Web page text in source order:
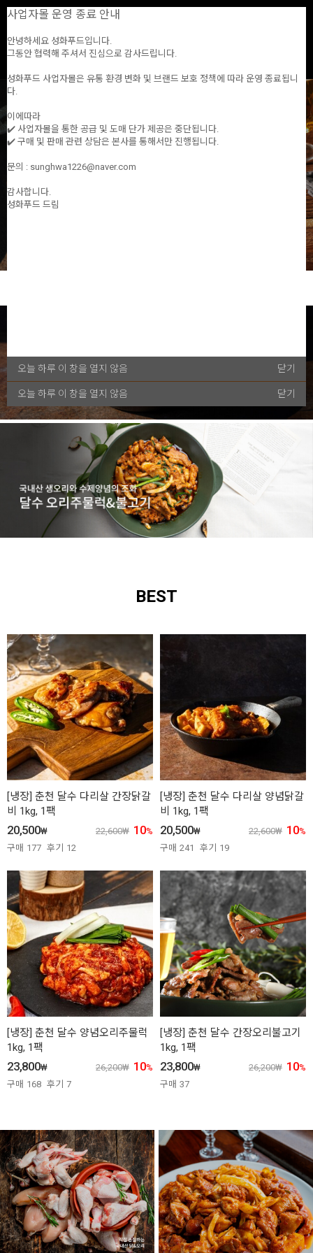
전제품
오늘 하루 이 창을 열지 않음 닫기
사업자몰 운영 종료 안내
안녕하세요 성화푸드입니다.
그동안 협력해 주셔서 진심으로 감사드립니다.
성화푸드 사업자몰은 유통 환경 변화 및 브랜드 보호 정책에 따라 운영 종료됩니
다.
이에따라
✔️ 사업자몰을 통한 공급 및 도매 단가 제공은 중단됩니다.
✔️ 구매 및 판매 관련 상담은 본사를 통해서만 진행됩니다.
문의 : sunghwa1226@naver.com
감사합니다.
성화푸드 드림
오늘 하루 이 창을 열지 않음 닫기
BEST
[냉장] 춘천 달수 다리살 간장닭갈
비 1kg, 1팩
20,500₩ 22,600₩ 10%
구매 177 후기 12
[냉장] 춘천 달수 다리살 양념닭갈
비 1kg, 1팩
20,500₩ 22,600₩ 10%
구매 241 후기 19
[냉장] 춘천 달수 양념오리주물럭
1kg, 1팩
23,800₩ 26,200₩ 10%
구매 168 후기 7
[냉장] 춘천 달수 간장오리불고기
1kg, 1팩
23,800₩ 26,200₩ 10%
구매 37